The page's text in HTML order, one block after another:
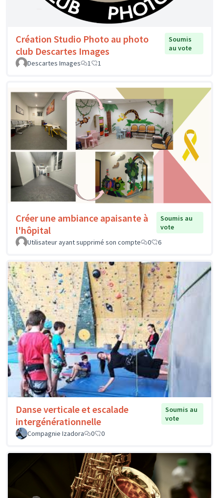
Création Studio Photo au photo
club Descartes Images
Soumis
au vote
Descartes Images
1 1
Créer une ambiance apaisante à
l'hôpital
Soumis au
vote
Utilisateur ayant supprimé son compte
0 6
Danse verticale et escalade
intergénérationnelle
Soumis au
vote
Compagnie Izadora
0 0